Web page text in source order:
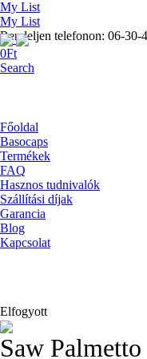
My List
My List
Rendeljen telefonon: 06-30-
0Ft
Search
Főoldal
Basocaps
Termékek
FAQ
Hasznos tudnivalók
Szállítási díjak
Garancia
Blog
Kapcsolat
Elfogyott
Saw